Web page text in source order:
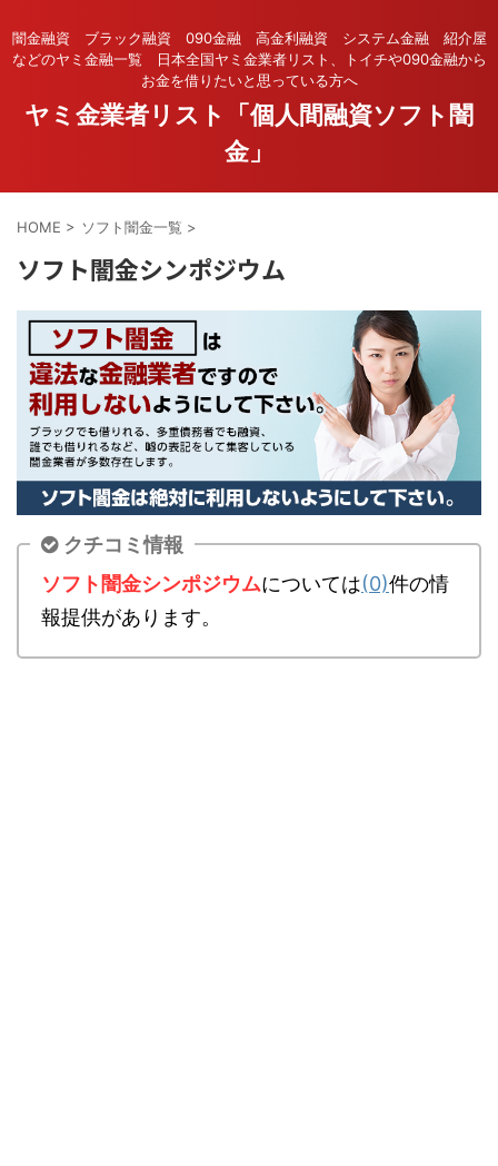
闇金融資 ブラック融資 090金融 高金利融資 システム金融 紹介屋
などのヤミ金融一覧 日本全国ヤミ金業者リスト、トイチや090金融から
お金を借りたいと思っている方へ
ヤミ金業者リスト「個人間融資ソフト闇
金」
HOME > ソフト闇金一覧 >
ソフト闇金シンポジウム
クチコミ情報
ソフト闇金シンポジウムについては(0)件の情
報提供があります。